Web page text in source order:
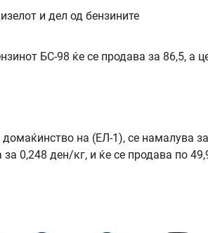
БС-98 ќе се продава за 86,5, а
на (ЕЛ-1), се намалува
0,248 ден/кг, и ќе се продава по